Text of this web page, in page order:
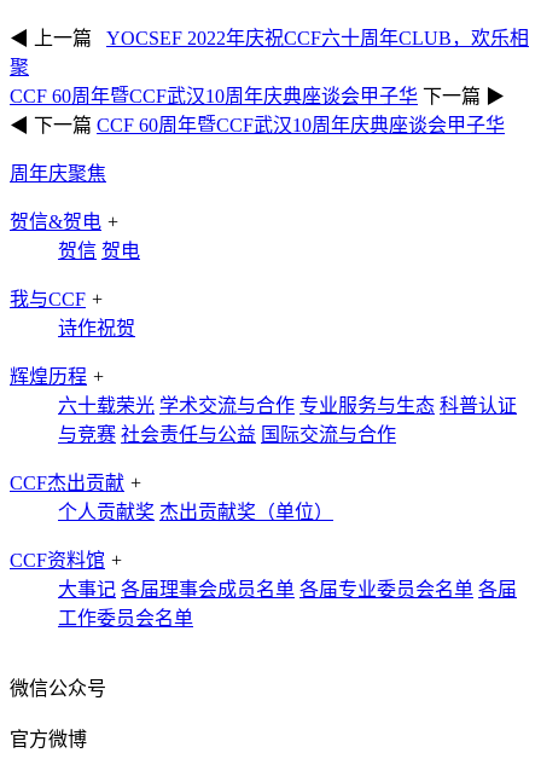
◀ 上一篇
YOCSEF 2022年庆祝CCF六十周年CLUB，欢乐相
聚
CCF 60周年暨CCF武汉10周年庆典座谈会甲子华 下一篇 ▶
◀ 下一篇 CCF 60周年暨CCF武汉10周年庆典座谈会甲子华
周年庆聚焦
贺信&贺电 +
贺信 贺电
我与CCF +
诗作祝贺
辉煌历程 +
六十载荣光 学术交流与合作 专业服务与生态 科普认证
与竞赛 社会责任与公益 国际交流与合作
CCF杰出贡献 +
个人贡献奖 杰出贡献奖（单位）
CCF资料馆 +
大事记 各届理事会成员名单 各届专业委员会名单 各届
工作委员会名单
微信公众号
官方微博